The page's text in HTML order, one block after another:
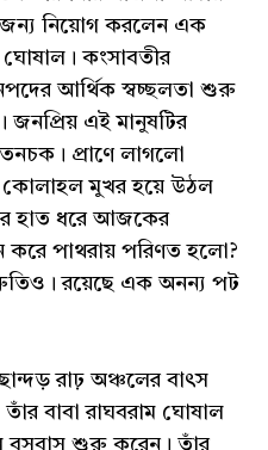
জন্য নিয়োগ করলেন এক
ঘোষাল। কংসাবতীর
আর্থিক স্বচ্ছলতা শুরু
জনপ্রিয় এই মানুষটির
প্রাণে লাগলো
কোলাহল মুখর হয়ে উঠল
হাত ধরে আজকের
করে পাথরায় পরিণত হলো?
রয়েছে এক অনন্য পট
রাঢ় অঞ্চলের বাৎস
তাঁর বাবা রাঘবরাম ঘোষাল
বসবাস শুরু করেন। তাঁর